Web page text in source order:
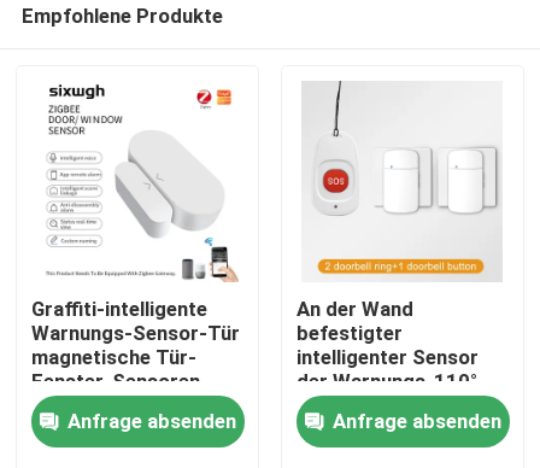
Haus
Produkte
Empfohlene Produkte
Graffiti-intelligente
Warnungs-Sensor-Tür
magnetische Tür-
Fenster-Sensoren
ZigBee intelligente
drahtlose
Anfrage absenden
An der Wand
befestigter
intelligenter Sensor
der Warnungs-110°
Anfrage absenden